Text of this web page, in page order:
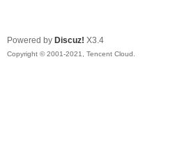
Powered by Discuz! X3.4
Copyright © 2001-2021, Tencent Cloud.